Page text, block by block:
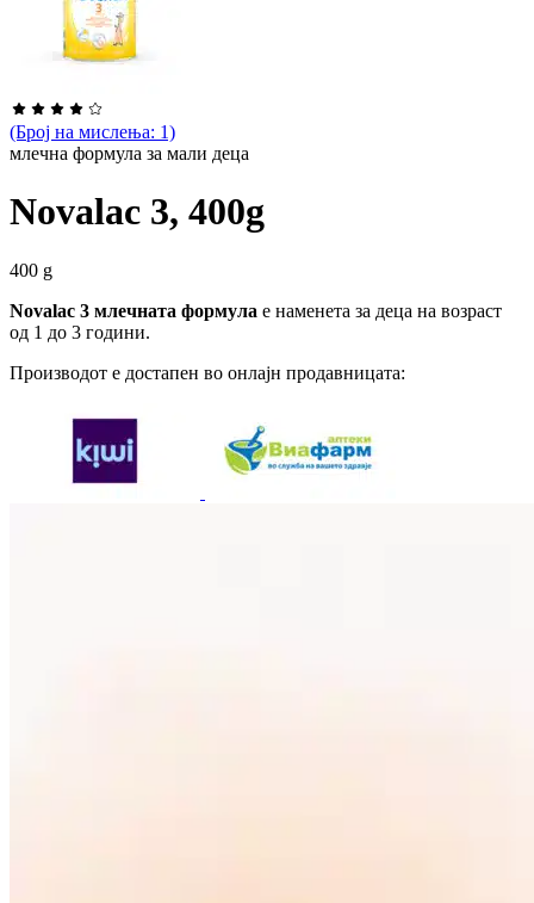
(Број на мислења: 1)
млечна формула за мали деца
Novalac 3, 400g
400 g
Novalac 3 млечната формула е наменета за деца на возраст
од 1 до 3 години.
Производот е достапен во онлајн продавницата: